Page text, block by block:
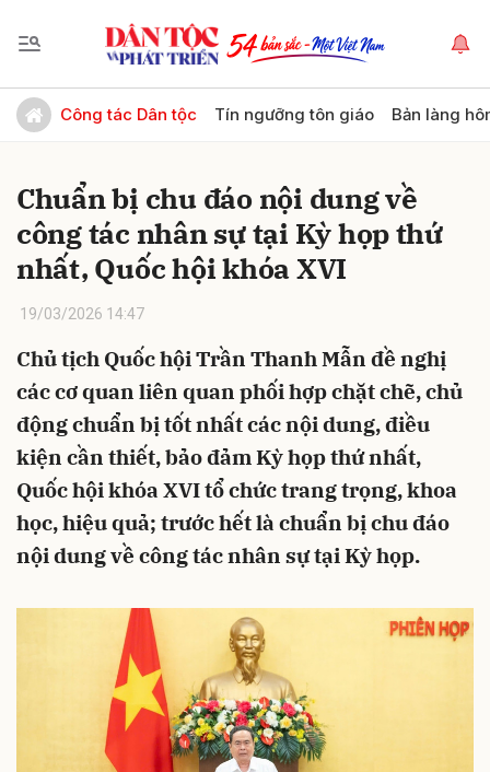
Công tác Dân tộc Tín ngưỡng tôn giáo Bản làng
Chuẩn bị chu đáo nội dung về
công tác nhân sự tại Kỳ họp thứ
nhất, Quốc hội khóa XVI
19/03/2026 14:47
Chủ tịch Quốc hội Trần Thanh Mẫn đề nghị
các cơ quan liên quan phối hợp chặt chẽ, chủ
động chuẩn bị tốt nhất các nội dung, điều
kiện cần thiết, bảo đảm Kỳ họp thứ nhất,
Quốc hội khóa XVI tổ chức trang trọng, khoa
học, hiệu quả; trước hết là chuẩn bị chu đáo
nội dung về công tác nhân sự tại Kỳ họp.
Gửi bình luận